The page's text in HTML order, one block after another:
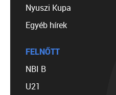
Nyuszi Kupa
Egyéb hírek
FELNŐTT
NBI B
U21